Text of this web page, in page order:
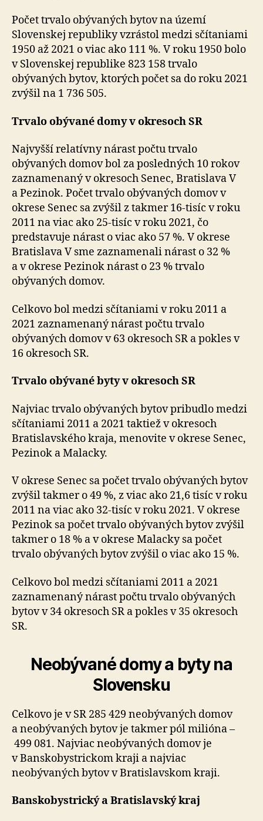
Počet trvalo obývaných bytov na území
Slovenskej republiky vzrástol medzi sčítaniami
1950 až 2021 o viac ako 111 %. V roku 1950 bolo
v Slovenskej republike 823 158 trvalo
obývaných bytov, ktorých počet sa do roku 2021
zvýšil na 1 736 505.
Trvalo obývané domy v okresoch SR
Najvyšší relatívny nárast počtu trvalo
obývaných domov bol za posledných 10 rokov
zaznamenaný v okresoch Senec, Bratislava V
a Pezinok. Počet trvalo obývaných domov v
okrese Senec sa zvýšil z takmer 16-tisíc v roku
2011 na viac ako 25-tisíc v roku 2021, čo
predstavuje nárast o viac ako 57 %. V okrese
Bratislava V sme zaznamenali nárast o 32 %
a v okrese Pezinok nárast o 23 % trvalo
obývaných domov.
Celkovo bol medzi sčítaniami v roku 2011 a
2021 zaznamenaný nárast počtu trvalo
obývaných domov v 63 okresoch SR a pokles v
16 okresoch SR.
Trvalo obývané byty v okresoch SR
Najviac trvalo obývaných bytov pribudlo medzi
sčítaniami 2011 a 2021 taktiež v okresoch
Bratislavského kraja, menovite v okrese Senec,
Pezinok a Malacky.
V okrese Senec sa počet trvalo obývaných bytov
zvýšil takmer o 49 %, z viac ako 21,6 tisíc v roku
2011 na viac ako 32-tisíc v roku 2021. V okrese
Pezinok sa počet trvalo obývaných bytov zvýšil
takmer o 18 % a v okrese Malacky sa počet
trvalo obývaných bytov zvýšil o viac ako 15 %.
Celkovo bol medzi sčítaniami 2011 a 2021
zaznamenaný nárast počtu trvalo obývaných
bytov v 34 okresoch SR a pokles v 35 okresoch
SR.
Neobývané domy a byty na
Slovensku
Celkovo je v SR 285 429 neobývaných domov
a neobývaných bytov je takmer pól milióna –
499 081. Najviac neobývaných domov je
v Banskobystrickom kraji a najviac
neobývaných bytov v Bratislavskom kraji.
Banskobystrický a Bratislavský kraj